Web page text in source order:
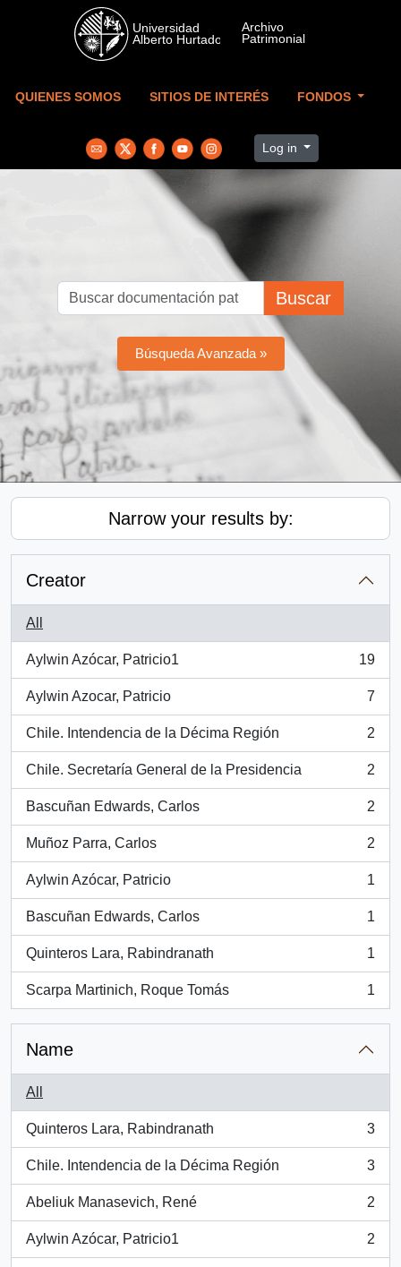
Skip to main content
QUIENES SOMOS SITIOS DE INTERÉS FONDOS
Log in
Buscar
Búsqueda Avanzada »
Narrow your results by:
Creator
All
Aylwin Azócar, Patricio1
, 19 results
19
Aylwin Azocar, Patricio
, 7 results
7
Chile. Intendencia de la Décima Región
, 2 results
2
Chile. Secretaría General de la Presidencia
, 2 results
2
Bascuñan Edwards, Carlos
, 2 results
2
Muñoz Parra, Carlos
, 2 results
2
Aylwin Azócar, Patricio
, 1 results
1
Bascuñan Edwards, Carlos
, 1 results
1
Quinteros Lara, Rabindranath
, 1 results
1
Scarpa Martinich, Roque Tomás
, 1 results
1
Name
All
Quinteros Lara, Rabindranath
, 3 results
3
Chile. Intendencia de la Décima Región
, 3 results
3
Abeliuk Manasevich, René
, 2 results
2
Aylwin Azócar, Patricio1
, 2 results
2